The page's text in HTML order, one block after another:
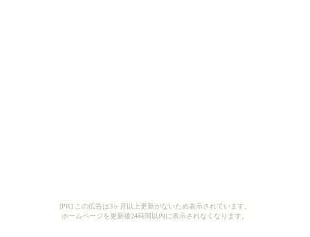
[PR] この広告は3ヶ月以上更新がないため表示されています。
ホームページを更新後24時間以内に表示されなくなります。